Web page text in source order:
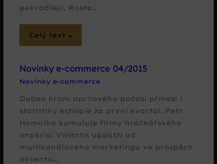
pokročileji. Roste…
Celý text »
Novinky e-commerce 04/2015
Novinky e-commerce
Duben krom aprílového počasí přinesl i
statistiky eshopie za první kvartál. Petr
Homolka kumuluje firmy hračkářského
impéria. Vivantis upouští od
multikanálového marketingu ve prospěch
akcentu…